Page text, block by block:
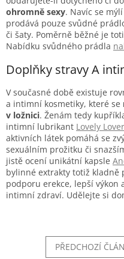
ohromně sexy. Navíc se
prodává pouze svůdné
či šaty. Poměrně běžné je
Nabídku svůdného prádla
Doplňky stravy A
V současné době existuje
a intimní kosmetiky, které se
v ložnici. Ženám tedy
intimní lubrikant Lovely
aktivních látek pomáhá se
sexuálním prožitku či
jistě ocení unikátní kapsle
bylinné extrakty totiž kladně
podporu erekce, lepší výkon
intimní zdraví. Udělejte si
PŘEDCHOZÍ